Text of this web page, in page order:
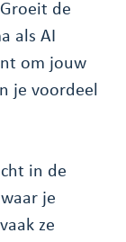
de
als AI
om jouw
je voordeel
in de
je
ze